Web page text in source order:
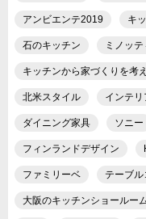
アンビエンテ2019 キ
石のキッチン ミノッ
キッチンから家づくりを考
北米スタイル インテ
ダイニング家具 ソニー
フィンランドデザイン
ファミリーベ テーブル
大阪のキッチンショールー